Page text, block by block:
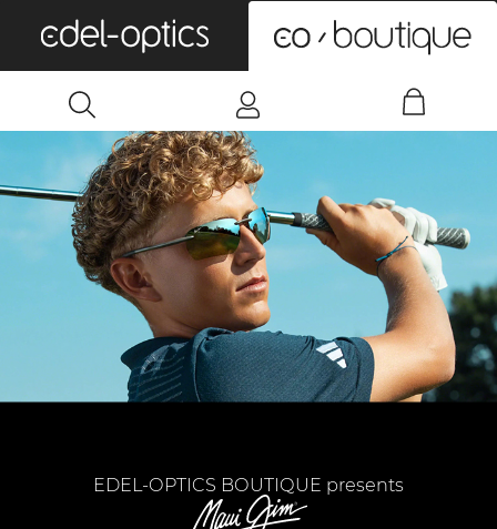
EDEL-OPTICS BOUTIQUE presents